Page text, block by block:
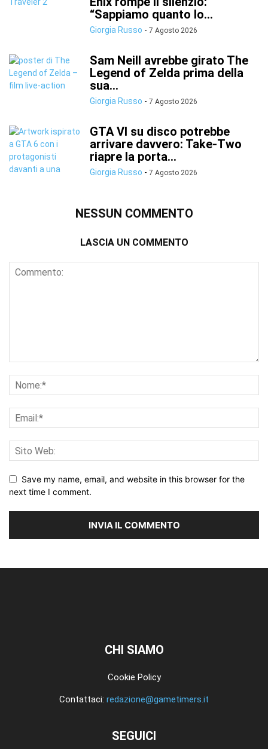
“Sappiamo quanto lo...
Giorgia Russo - 7 Agosto 2026
Sam Neill avrebbe girato The
Legend of Zelda prima della
sua...
Giorgia Russo - 7 Agosto 2026
GTA VI su disco potrebbe
arrivare davvero: Take-Two
riapre la porta...
Giorgia Russo - 7 Agosto 2026
NESSUN COMMENTO
LASCIA UN COMMENTO
Save my name, email, and website in this browser for the
next time I comment.
CHI SIAMO
Cookie Policy
Contattaci: redazione@gametimers.it
SEGUICI